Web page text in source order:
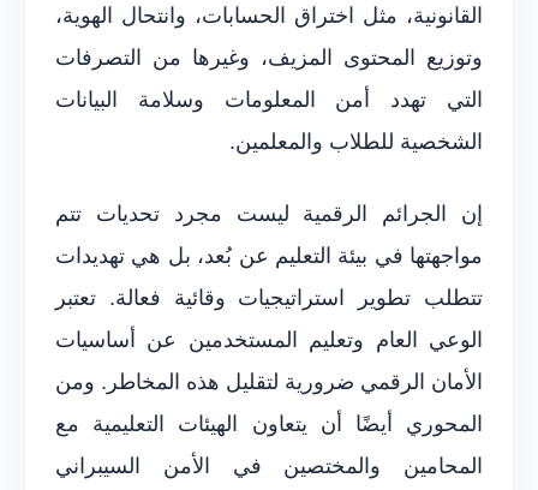
القانونية، مثل اختراق الحسابات، وانتحال الهوية،
وتوزيع المحتوى المزيف، وغيرها من التصرفات
التي تهدد أمن المعلومات وسلامة البيانات
الشخصية للطلاب والمعلمين.
إن الجرائم الرقمية ليست مجرد تحديات تتم
مواجهتها في بيئة التعليم عن بُعد، بل هي تهديدات
تتطلب تطوير استراتيجيات وقائية فعالة. تعتبر
الوعي العام وتعليم المستخدمين عن أساسيات
الأمان الرقمي ضرورية لتقليل هذه المخاطر. ومن
المحوري أيضًا أن يتعاون الهيئات التعليمية مع
المحامين والمختصين في الأمن السيبراني